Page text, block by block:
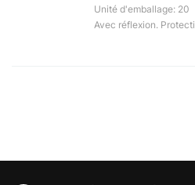
Unité d'emballage: 20
Avec réflexion.